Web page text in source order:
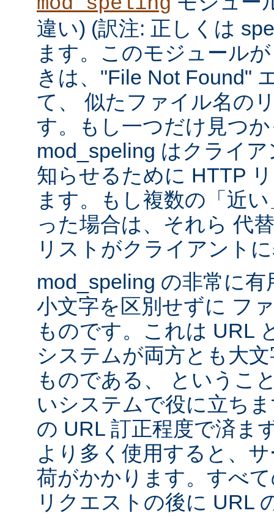
違い) (訳注: 正しくは
ます。このモジュール
きは、"File Not Found"
て、 似たファイル名の
す。もし一つだけ見つ
mod_speling はクライ
知らせるために HTTP
ます。もし複数の「近
った場合は、それら 代
リストがクライアント
mod_speling の非常に
小文字を区別せずに フ
ものです。これは URL
システムが両方とも大
ものである、 というこ
いシステムで役に立ち
の URL 訂正程度で済ま
より多く使用すると、
荷がかかります。すべ
リクエストの後に URL